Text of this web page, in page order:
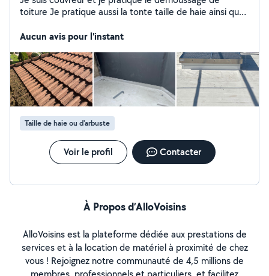
toiture Je pratique aussi la tonte taille de haie ainsi que
ainsi que l'étanchéité pvc Mise en peinture plafond et
Aucun avis pour l'instant
Taille de haie ou d'arbuste
Voir le profil Contacter
À Propos d’AlloVoisins
AlloVoisins est la plateforme dédiée aux prestations de
services et à la location de matériel à proximité de chez
vous ! Rejoignez notre communauté de 4,5 millions de